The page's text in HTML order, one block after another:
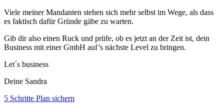
Viele meiner Mandanten stehen sich mehr selbst im Wege, als dass
es faktisch dafür Gründe gäbe zu warten.
Gib dir also einen Ruck und prüfe, ob es jetzt an der Zeit ist, dein
Business mit einer GmbH auf’s nächste Level zu bringen.
Let´s business
Deine Sandra
5 Schritte Plan sichern